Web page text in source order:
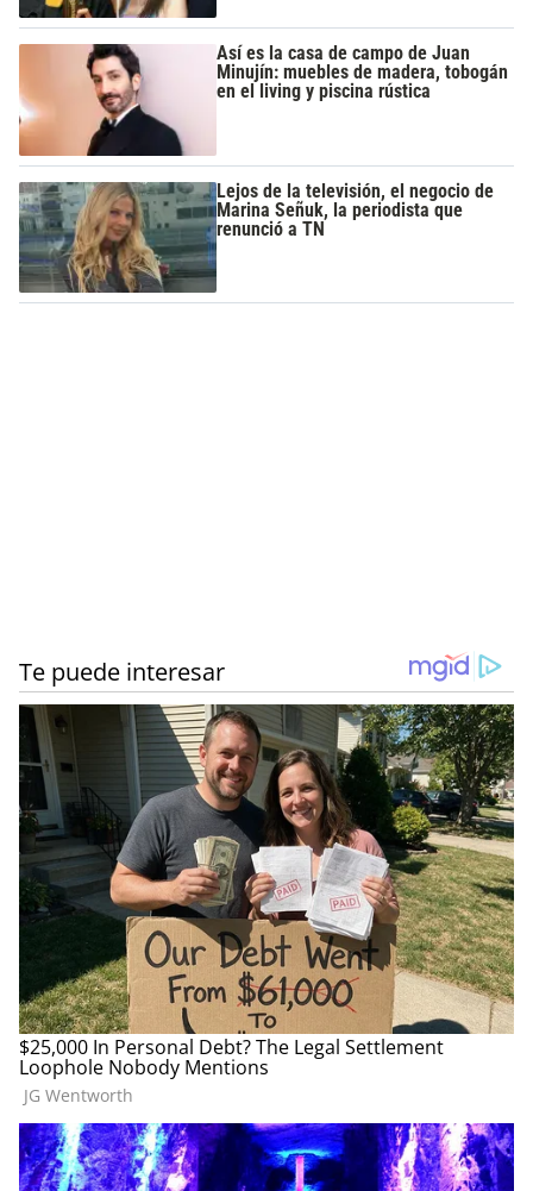
Así es la casa de campo de Juan
Minujín: muebles de madera, tobogán
en el living y piscina rústica
Lejos de la televisión, el negocio de
Marina Señuk, la periodista que
renunció a TN